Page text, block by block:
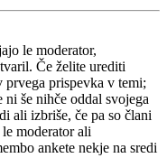
le moderator,
Če želite urediti
prispevka v temi;
še nihče oddal svojega
ali izbriše, če pa so člani
moderator ali
ankete nekje na sredi